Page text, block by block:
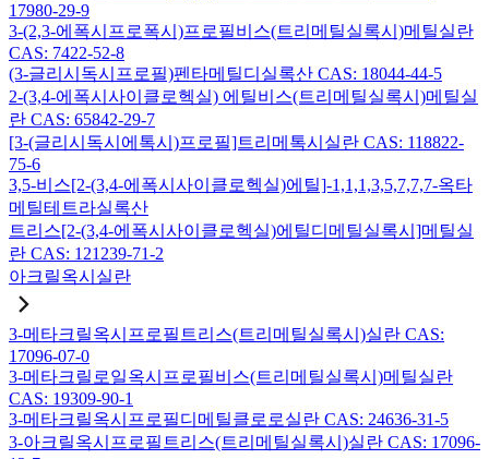
17980-29-9
3-(2,3-에폭시프로폭시)프로필비스(트리메틸실록시)메틸실란
CAS: 7422-52-8
(3-글리시독시프로필)펜타메틸디실록산 CAS: 18044-44-5
2-(3,4-에폭시사이클로헥실) 에틸비스(트리메틸실록시)메틸실
란 CAS: 65842-29-7
[3-(글리시독시에톡시)프로필]트리메톡시실란 CAS: 118822-
75-6
3,5-비스[2-(3,4-에폭시사이클로헥실)에틸]-1,1,1,3,5,7,7,7-옥타
메틸테트라실록산
트리스[2-(3,4-에폭시사이클로헥실)에틸디메틸실록시]메틸실
란 CAS: 121239-71-2
아크릴옥시실란
3-메타크릴옥시프로필트리스(트리메틸실록시)실란 CAS:
17096-07-0
3-메타크릴로일옥시프로필비스(트리메틸실록시)메틸실란
CAS: 19309-90-1
3-메타크릴옥시프로필디메틸클로로실란 CAS: 24636-31-5
3-아크릴옥시프로필트리스(트리메틸실록시)실란 CAS: 17096-